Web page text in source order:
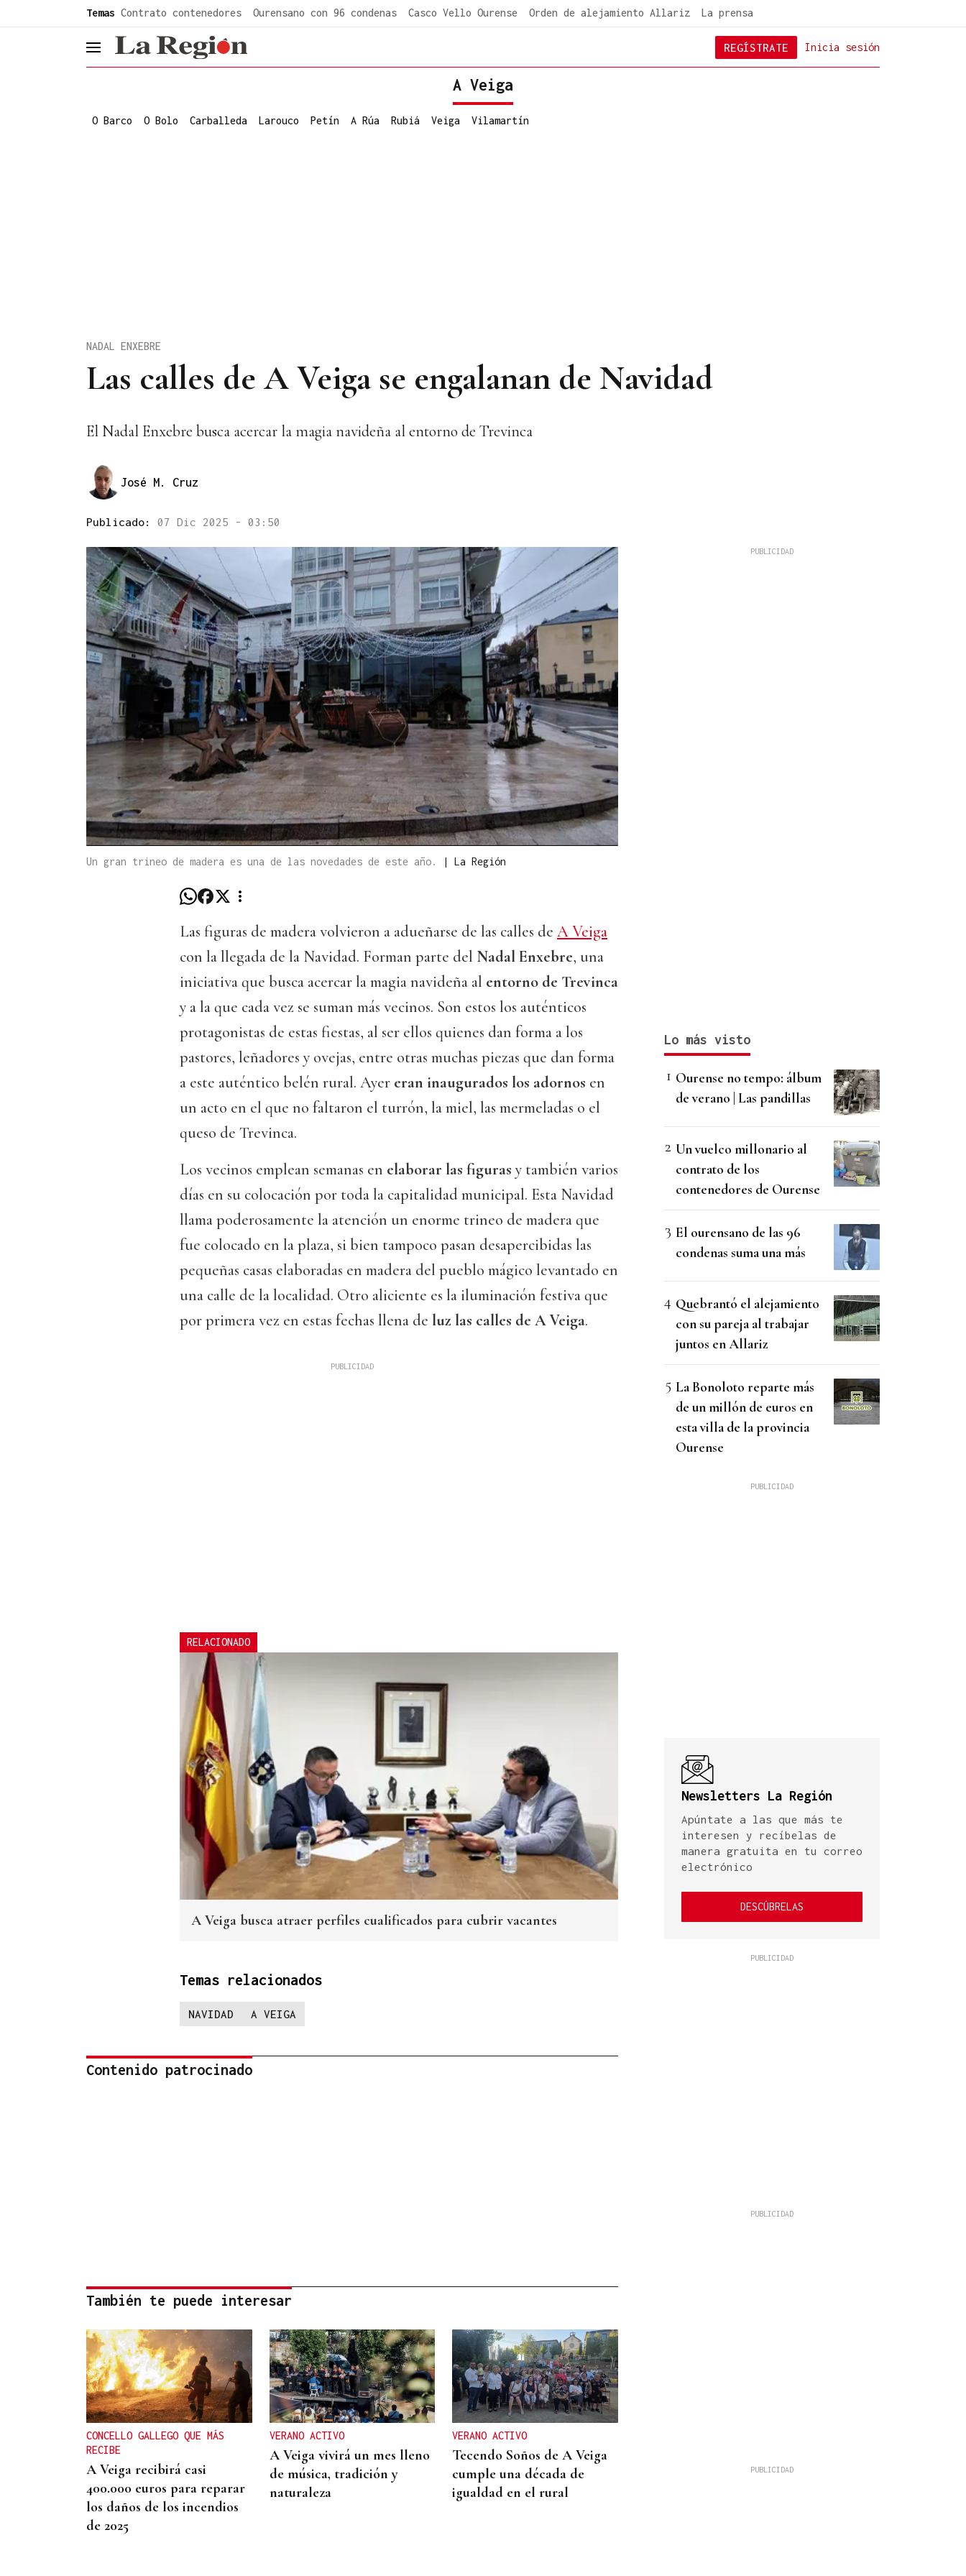
Temas Contrato contenedores Ourensano con 96 condenas Casco Vello Ourense Orden de alejamiento Allariz La prensa
header.menu.open Inicia sesión
REGÍSTRATE
A Veiga
O Barco O Bolo Carballeda Larouco Petín A Rúa Rubiá Veiga Vilamartín
Las calles de A Veiga se engalanan de Navidad
NADAL ENXEBRE
El Nadal Enxebre busca acercar la magia navideña al entorno de Trevinca
José M. Cruz
Publicado: 07 Dic 2025 - 03:50
Un gran trineo de madera es una de las novedades de este año. | La Región
Las figuras de madera volvieron a adueñarse de las calles de A Veiga
con la llegada de la Navidad. Forman parte del Nadal Enxebre, una
iniciativa que busca acercar la magia navideña al entorno de Trevinca
y a la que cada vez se suman más vecinos. Son estos los auténticos
protagonistas de estas fiestas, al ser ellos quienes dan forma a los
pastores, leñadores y ovejas, entre otras muchas piezas que dan forma
a este auténtico belén rural. Ayer eran inaugurados los adornos en
un acto en el que no faltaron el turrón, la miel, las mermeladas o el
queso de Trevinca.
Los vecinos emplean semanas en elaborar las figuras y también varios
días en su colocación por toda la capitalidad municipal. Esta Navidad
llama poderosamente la atención un enorme trineo de madera que
fue colocado en la plaza, si bien tampoco pasan desapercibidas las
pequeñas casas elaboradas en madera del pueblo mágico levantado en
una calle de la localidad. Otro aliciente es la iluminación festiva que
por primera vez en estas fechas llena de luz las calles de A Veiga.
RELACIONADO
A Veiga busca atraer perfiles cualificados para cubrir vacantes
Temas relacionados
NAVIDAD A VEIGA
Contenido patrocinado
También te puede interesar
CONCELLO GALLEGO QUE MÁS
RECIBE
A Veiga recibirá casi
400.000 euros para reparar
los daños de los incendios
de 2025
VERANO ACTIVO
A Veiga vivirá un mes lleno
de música, tradición y
naturaleza
VERANO ACTIVO
Tecendo Soños de A Veiga
cumple una década de
igualdad en el rural
Lo más visto
Ourense no tempo: álbum
de verano | Las pandillas
Un vuelco millonario al
contrato de los
contenedores de Ourense
El ourensano de las 96
condenas suma una más
Quebrantó el alejamiento
con su pareja al trabajar
juntos en Allariz
La Bonoloto reparte más
de un millón de euros en
esta villa de la provincia
Ourense
Newsletters La Región
Apúntate a las que más te
interesen y recíbelas de
manera gratuita en tu correo
electrónico
DESCÚBRELAS